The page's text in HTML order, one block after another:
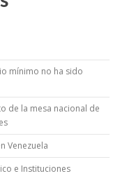
mínimo no ha sido
de la mesa nacional de
Venezuela
e Instituciones